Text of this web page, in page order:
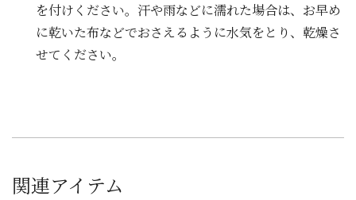
を付けください。汗や雨などに濡れた場合は、お早め
に乾いた布などでおさえるように水気をとり、乾燥さ
せてください。
関連アイテム